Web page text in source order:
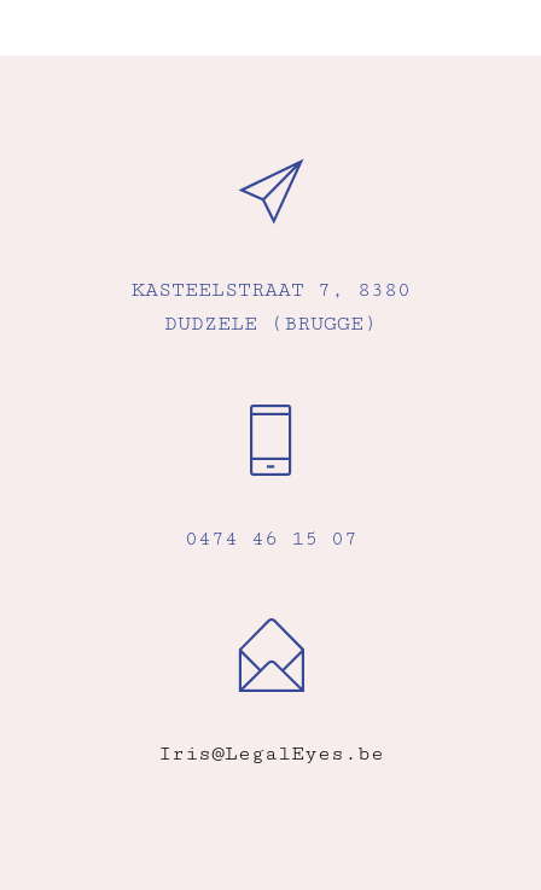
KASTEELSTRAAT 7, 8380
DUDZELE (BRUGGE)
0474 46 15 07
Iris@LegalEyes.be